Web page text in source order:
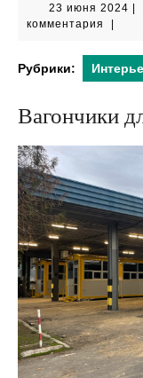
23 июня 2024 23
комментария
Рубрики:
Вагончики